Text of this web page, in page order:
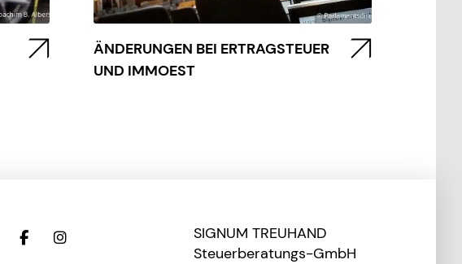
ÄNDERUNGEN BEI ERTRAGSTEUER
UND IMMOEST
SIGNUM TREUHAND
Steuerberatungs-GmbH